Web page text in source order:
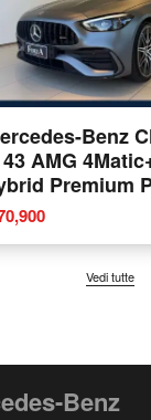
Benz
AMG
Premium
usata a
Vedi tutte
Benz